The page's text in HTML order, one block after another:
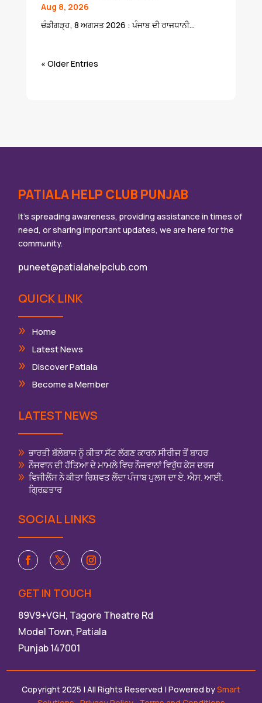
Aug 8, 2026
ਚੰਡੀਗੜ੍ਹ, 8 ਅਗਸਤ 2026 : ਪੰਜਾਬ ਦੀ ਰਾਜਧਾਨੀ...
« Older Entries
PATIALA HELP CLUB PUNJAB
It’s spreading awareness, providing assistance in times of
need, or sharing important updates, we are here for the
community.
puneet@patialahelpclub.com
QUICK LINK
Home
Latest News
Discover Patiala
Become a Member
LATEST NEWS
ਭਾਰਤੀ ਬੱਲੇਬਾਜ ਨੂੰ ਕੀਤਾ ਸੱਟ ਲੱਗਣ ਕਾਰਨ ਸੀਰੀਜ ਤੋਂ ਬਾਹਰ
ਨੌਜਵਾਨ ਦੀ ਹੱਤਿਆ ਦੇ ਮਾਮਲੇ ਵਿਚ ਨੌਜਵਾਨਾਂ ਵਿਰੁੱਧ ਕੇਸ ਦਰਜ
ਵਿਜੀਲੈਂਸ ਨੇ ਕੀਤਾ ਰਿਸ਼ਵਤ ਲੈਂਦਾ ਪੰਜਾਬ ਪੁਲਸ ਦਾ ਏ. ਐਸ. ਆਈ.
ਗ੍ਰਿਫ਼ਤਾਰ
SOCIAL LINKS
GET IN TOUCH
89V9+VGH, Tagore Theatre Rd
Model Town, Patiala
Punjab 147001
Copyright 2025 | All Rights Reserved | Powered bySmart